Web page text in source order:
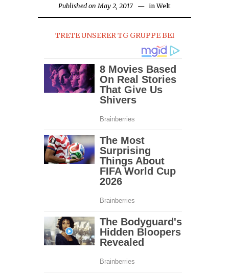
Published on May 2, 2017 in Welt
TRETE UNSERER TG GRUPPE BEI